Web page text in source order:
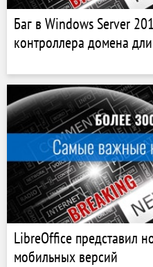
Баг в Windows Server
контроллера домена
LibreOffice представил
мобильных версий